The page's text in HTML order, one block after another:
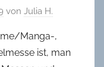
von Julia H.
Manga-,
ist, man